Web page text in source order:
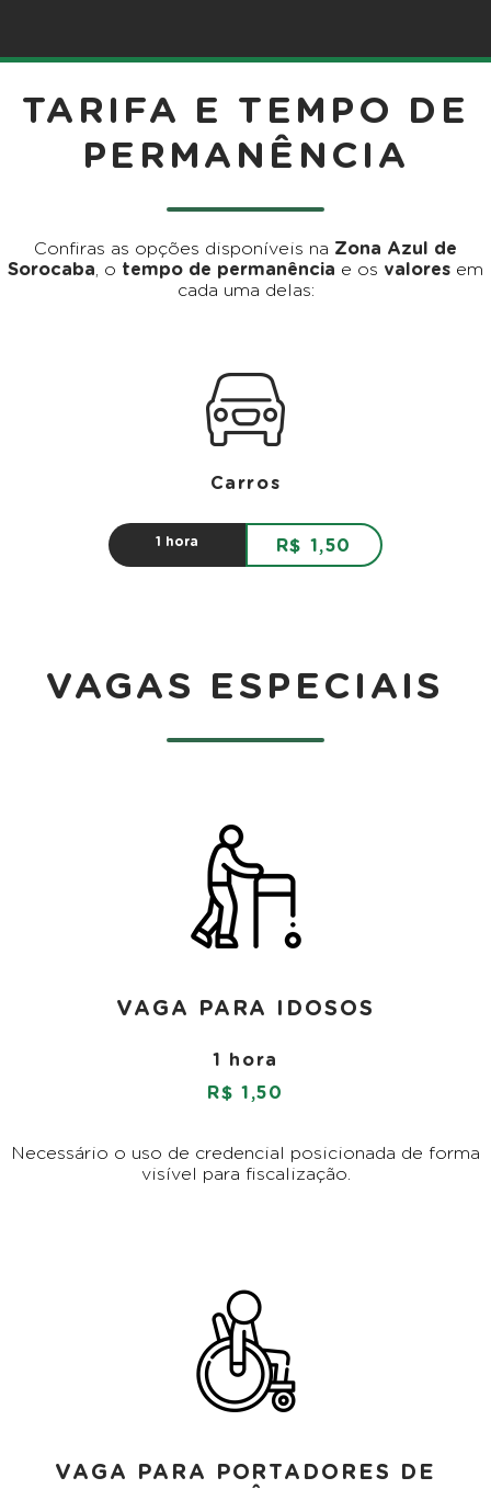
TARIFA E TEMPO DE
PERMANÊNCIA
Confiras as opções disponíveis na Zona Azul de
Sorocaba , o tempo de permanência e os valores em
cada uma delas:
Carros
1 hora R$ 1,50
VAGAS ESPECIAIS
VAGA PARA IDOSOS
1 hora
R$ 1,50
Necessário o uso de credencial posicionada de forma
visível para fiscalização.
VAGA PARA PORTADORES DE